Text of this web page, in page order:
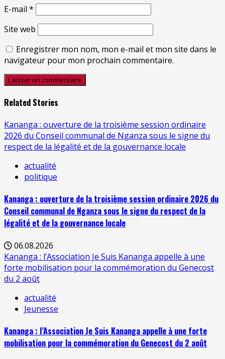
E-mail *
Site web
Enregistrer mon nom, mon e-mail et mon site dans le
navigateur pour mon prochain commentaire.
Related Stories
Kananga : ouverture de la troisième session ordinaire
2026 du Conseil communal de Nganza sous le signe du
respect de la légalité et de la gouvernance locale
actualité
politique
Kananga : ouverture de la troisième session ordinaire 2026 du
Conseil communal de Nganza sous le signe du respect de la
légalité et de la gouvernance locale
06.08.2026
Kananga : l’Association Je Suis Kananga appelle à une
forte mobilisation pour la commémoration du Genecost
du 2 août
actualité
Jeunesse
Kananga : l’Association Je Suis Kananga appelle à une forte
mobilisation pour la commémoration du Genecost du 2 août